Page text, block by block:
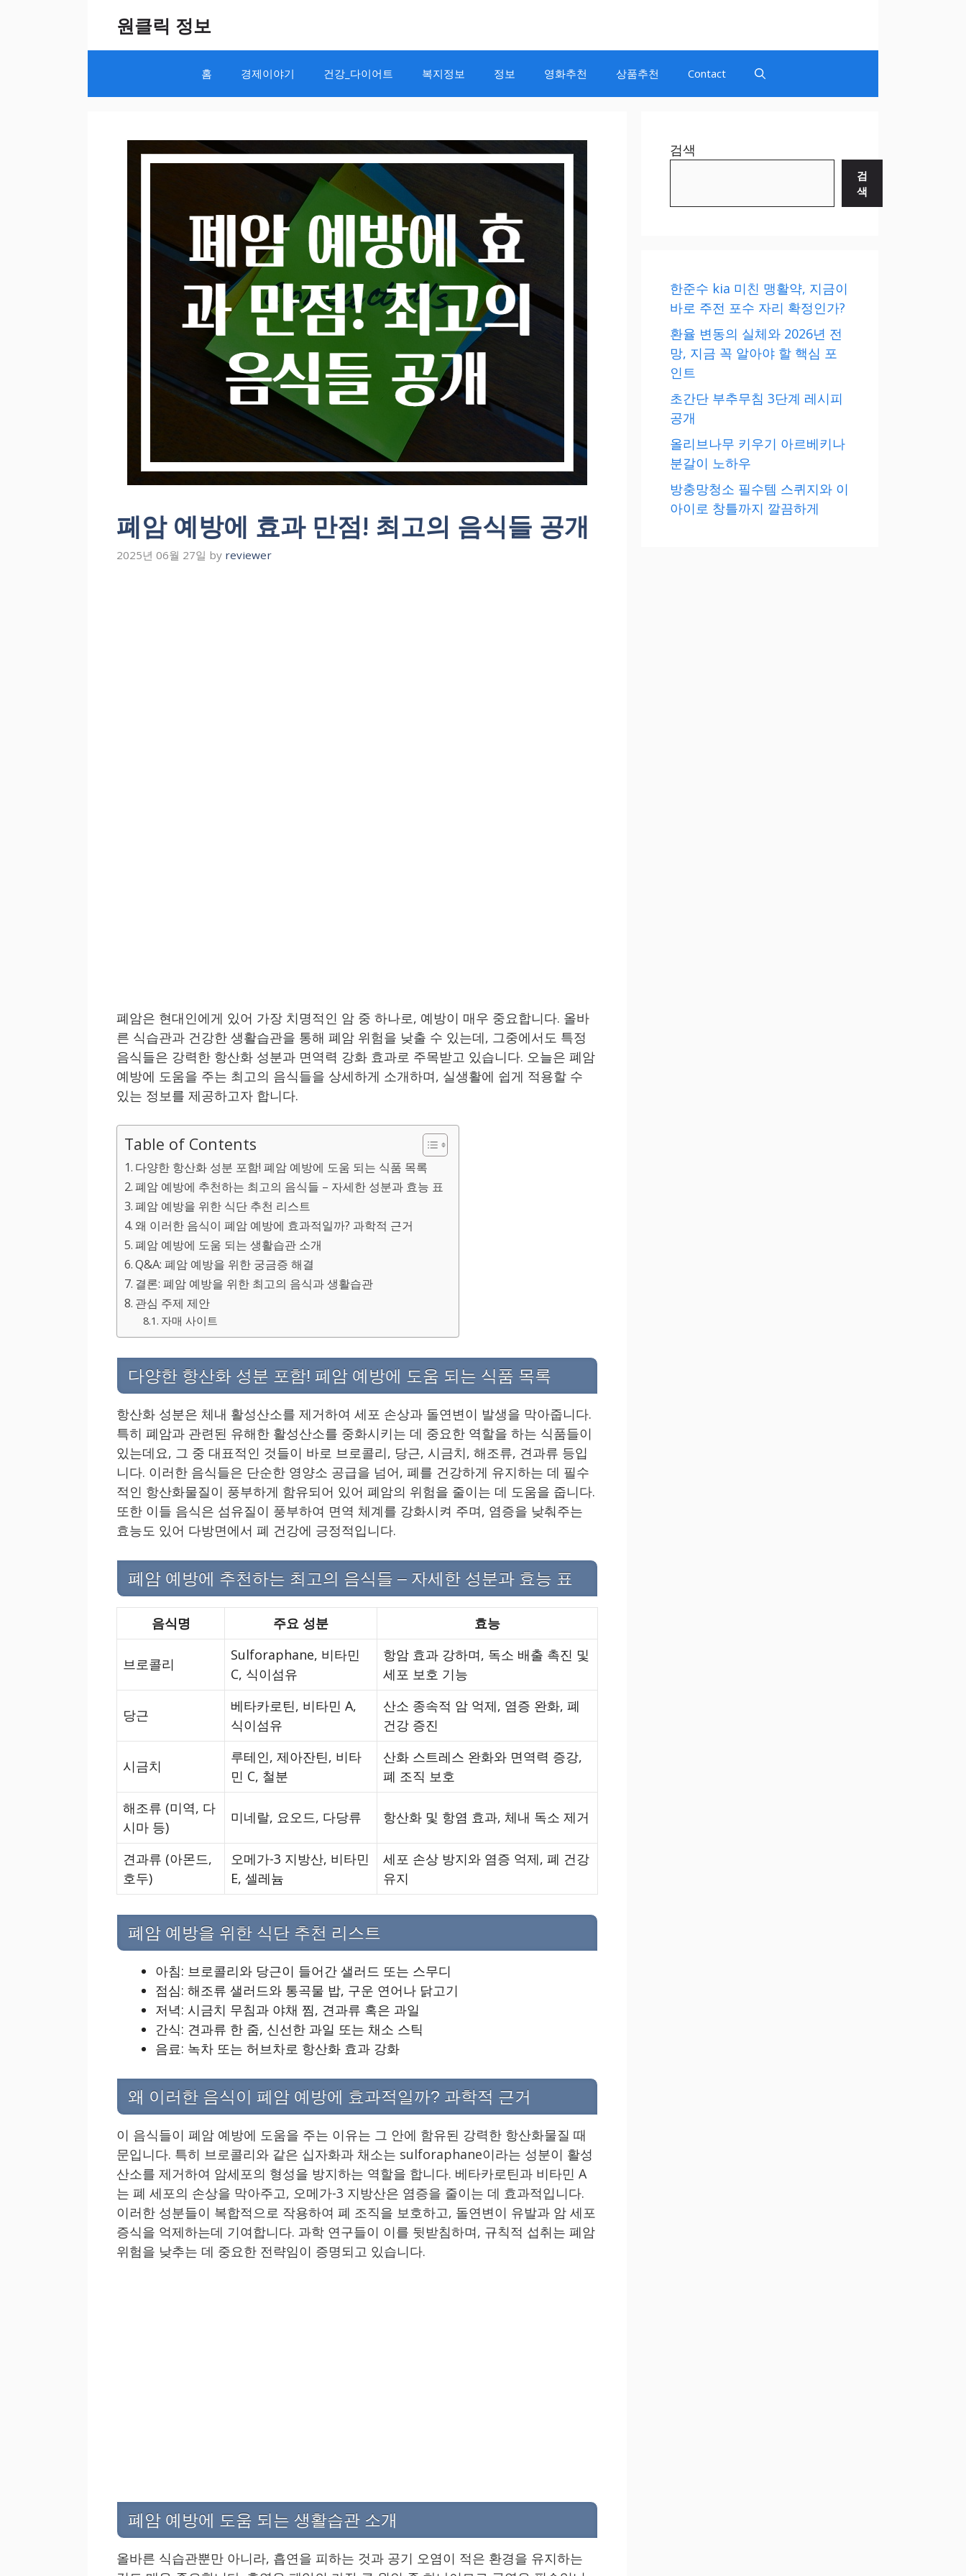
원클릭 정보
홈 경제이야기 건강_다이어트 복지정보 정보 영화추천 상품추천 Contact
폐암 예방에 효과 만점! 최고의 음식들 공개
2025년 06월 27일 by reviewer
폐암은 현대인에게 있어 가장 치명적인 암 중 하나로, 예방이 매우 중요합니다. 올바
른 식습관과 건강한 생활습관을 통해 폐암 위험을 낮출 수 있는데, 그중에서도 특정
음식들은 강력한 항산화 성분과 면역력 강화 효과로 주목받고 있습니다. 오늘은 폐암
예방에 도움을 주는 최고의 음식들을 상세하게 소개하며, 실생활에 쉽게 적용할 수
있는 정보를 제공하고자 합니다.
Table of Contents
다양한 항산화 성분 포함! 폐암 예방에 도움 되는 식품 목록
폐암 예방에 추천하는 최고의 음식들 – 자세한 성분과 효능 표
폐암 예방을 위한 식단 추천 리스트
왜 이러한 음식이 폐암 예방에 효과적일까? 과학적 근거
폐암 예방에 도움 되는 생활습관 소개
Q&A: 폐암 예방을 위한 궁금증 해결
결론: 폐암 예방을 위한 최고의 음식과 생활습관
관심 주제 제안
자매 사이트
다양한 항산화 성분 포함! 폐암 예방에 도움 되는 식품 목록
항산화 성분은 체내 활성산소를 제거하여 세포 손상과 돌연변이 발생을 막아줍니다.
특히 폐암과 관련된 유해한 활성산소를 중화시키는 데 중요한 역할을 하는 식품들이
있는데요, 그 중 대표적인 것들이 바로 브로콜리, 당근, 시금치, 해조류, 견과류 등입
니다. 이러한 음식들은 단순한 영양소 공급을 넘어, 폐를 건강하게 유지하는 데 필수
적인 항산화물질이 풍부하게 함유되어 있어 폐암의 위험을 줄이는 데 도움을 줍니다.
또한 이들 음식은 섬유질이 풍부하여 면역 체계를 강화시켜 주며, 염증을 낮춰주는
효능도 있어 다방면에서 폐 건강에 긍정적입니다.
폐암 예방에 추천하는 최고의 음식들 – 자세한 성분과 효능 표
음식명 주요 성분 효능
브로콜리
Sulforaphane, 비타민
C, 식이섬유
항암 효과 강하며, 독소 배출 촉진 및
세포 보호 기능
당근
베타카로틴, 비타민 A,
식이섬유
산소 종속적 암 억제, 염증 완화, 폐
건강 증진
시금치
루테인, 제아잔틴, 비타
민 C, 철분
산화 스트레스 완화와 면역력 증강,
폐 조직 보호
해조류 (미역, 다
시마 등)
미네랄, 요오드, 다당류 항산화 및 항염 효과, 체내 독소 제거
견과류 (아몬드,
호두)
오메가-3 지방산, 비타민
E, 셀레늄
세포 손상 방지와 염증 억제, 폐 건강
유지
폐암 예방을 위한 식단 추천 리스트
아침: 브로콜리와 당근이 들어간 샐러드 또는 스무디
점심: 해조류 샐러드와 통곡물 밥, 구운 연어나 닭고기
저녁: 시금치 무침과 야채 찜, 견과류 혹은 과일
간식: 견과류 한 줌, 신선한 과일 또는 채소 스틱
음료: 녹차 또는 허브차로 항산화 효과 강화
왜 이러한 음식이 폐암 예방에 효과적일까? 과학적 근거
이 음식들이 폐암 예방에 도움을 주는 이유는 그 안에 함유된 강력한 항산화물질 때
문입니다. 특히 브로콜리와 같은 십자화과 채소는 sulforaphane이라는 성분이 활성
산소를 제거하여 암세포의 형성을 방지하는 역할을 합니다. 베타카로틴과 비타민 A
는 폐 세포의 손상을 막아주고, 오메가-3 지방산은 염증을 줄이는 데 효과적입니다.
이러한 성분들이 복합적으로 작용하여 폐 조직을 보호하고, 돌연변이 유발과 암 세포
증식을 억제하는데 기여합니다. 과학 연구들이 이를 뒷받침하며, 규칙적 섭취는 폐암
위험을 낮추는 데 중요한 전략임이 증명되고 있습니다.
폐암 예방에 도움 되는 생활습관 소개
올바른 식습관뿐만 아니라, 흡연을 피하는 것과 공기 오염이 적은 환경을 유지하는
검색
검
색
한준수 kia 미친 맹활약, 지금이
바로 주전 포수 자리 확정인가?
환율 변동의 실체와 2026년 전
망, 지금 꼭 알아야 할 핵심 포
인트
초간단 부추무침 3단계 레시피
공개
올리브나무 키우기 아르베키나
분갈이 노하우
방충망청소 필수템 스퀴지와 이
아이로 창틀까지 깔끔하게